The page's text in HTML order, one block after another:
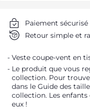
Paiement sécurisé
Retour simple et
Veste coupe-vent en
Le produit que vous
collection. Pour
dans le Guide des
collection. Les
eux !